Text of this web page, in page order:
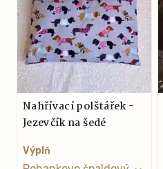
Nahřívací polštářek -
Jezevčík na šedé
Výplň